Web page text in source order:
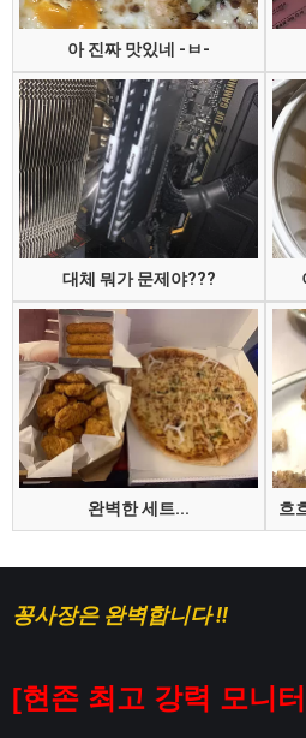
아 진짜 맛있네 -ㅂ-
대체 뭐가 문제야???
완벽한 세트... 흐
꽁사장은 완벽합니다 !!
[현존 최고 강력 모니